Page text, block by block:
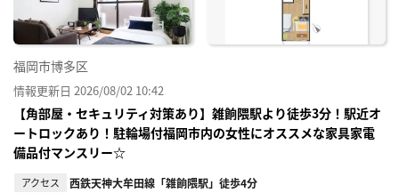
福岡市博多区
情報更新日 2026/08/02 10:42
【角部屋・セキュリティ対策あり】雑餉隈駅より徒歩3分！駅近オ
ートロックあり！駐輪場付福岡市内の女性にオススメな家具家電
備品付マンスリー☆
アクセス 西鉄天神大牟田線「雑餉隈駅」徒歩4分